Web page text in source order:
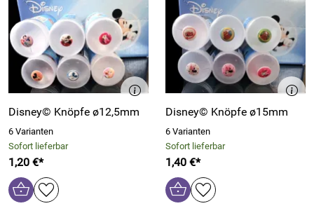
Disney© Knöpfe ø12,5mm
6 Varianten
Sofort lieferbar
1,20 €*
Disney© Knöpfe ø15mm
6 Varianten
Sofort lieferbar
1,40 €*